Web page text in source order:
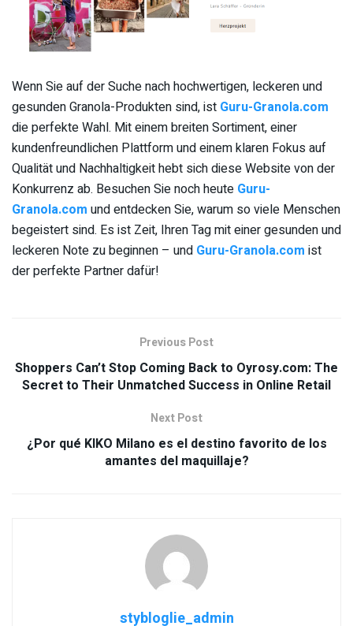
Wenn Sie auf der Suche nach hochwertigen, leckeren und
gesunden Granola-Produkten sind, ist Guru-Granola.com
die perfekte Wahl. Mit einem breiten Sortiment, einer
kundenfreundlichen Plattform und einem klaren Fokus auf
Qualität und Nachhaltigkeit hebt sich diese Website von der
Konkurrenz ab. Besuchen Sie noch heute Guru-
Granola.com und entdecken Sie, warum so viele Menschen
begeistert sind. Es ist Zeit, Ihren Tag mit einer gesunden und
leckeren Note zu beginnen – und Guru-Granola.com ist
der perfekte Partner dafür!
Previous Post
Shoppers Can’t Stop Coming Back to Oyrosy.com: The
Secret to Their Unmatched Success in Online Retail
Next Post
¿Por qué KIKO Milano es el destino favorito de los
amantes del maquillaje?
stybloglie_admin